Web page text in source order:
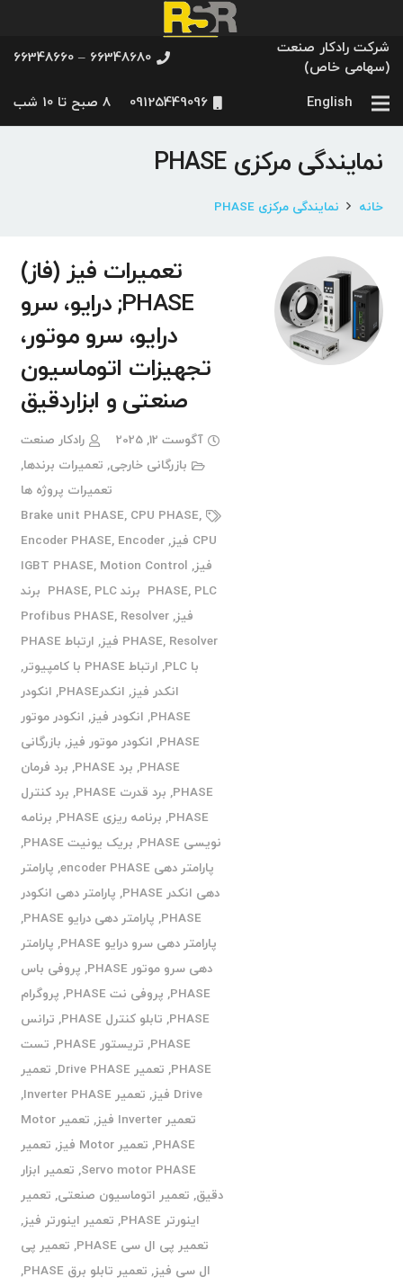
شرکت رادکار صنعت
(سهامی خاص)
66348680 – 66348660
English
09125449096 8 صبح تا 10 شب
نمایندگی مرکزی PHASE
خانه نمایندگی مرکزی PHASE
تعمیرات فیز (فاز)
PHASE; درایو، سرو
درایو، سرو موتور،
تجهیزات اتوماسیون
صنعتی و ابزاردقیق
آگوست 12, 2025
رادکار صنعت
بازرگانی خارجی, تعمیرات برندها,
تعمیرات پروژه ها
Brake unit PHASE, CPU PHASE,
CPU فیز
,
Encoder PHASE, Encoder
فیز,
IGBT PHASE, Motion Control
PHASE, PLC برند PHASE ,
PLC برند
فیز,
Profibus PHASE, Resolver
PHASE, Resolver فیز ,
ارتباط PHASE
با PLC
, ارتباط PHASE با کامپیوتر
,
انکدر فیز, انکدرPHASE , انکودر
PHASE
, انکودر فیز, انکودر موتور
PHASE
, انکودر موتور فیز, بازرگانی
PHASE
, برد PHASE , برد فرمان
PHASE
, برد قدرت PHASE , برد کنترل
PHASE
, برنامه ریزی PHASE , برنامه
نویسی PHASE
, بریک یونیت PHASE
,
پارامتر دهی encoder PHASE
, پارامتر
دهی انکدر PHASE
, پارامتر دهی انکودر
PHASE
, پارامتر دهی درایو PHASE
,
پارامتر دهی سرو درایو PHASE
, پارامتر
دهی سرو موتور PHASE
, پروفی باس
PHASE
, پروفی نت PHASE , پروگرام
PHASE
, تابلو کنترل PHASE , ترانس
PHASE
, تریستور PHASE , تست
PHASE
, تعمیر Drive PHASE , تعمیر
Drive فیز
, تعمیر Inverter PHASE
,
تعمیر Inverter فیز
,
تعمیر Motor
PHASE
, تعمیر Motor فیز , تعمیر
Servo motor PHASE
, تعمیر ابزار
دقیق, تعمیر اتوماسیون صنعتی, تعمیر
اینورتر PHASE
, تعمیر اینورتر فیز,
تعمیر پی ال سی PHASE
, تعمیر پی
ال سی فیز, تعمیر تابلو برق PHASE
,